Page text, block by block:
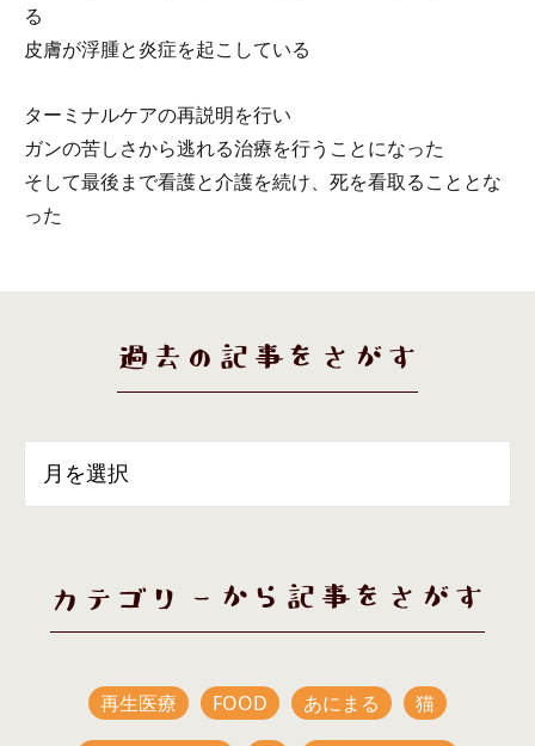
る
皮膚が浮腫と炎症を起こしている
ターミナルケアの再説明を行い
ガンの苦しさから逃れる治療を行うことになった
そして最後まで看護と介護を続け、死を看取ることとな
った
過去の記事をさがす
カテゴリーから記事をさがす
再生医療 FOOD あにまる 猫